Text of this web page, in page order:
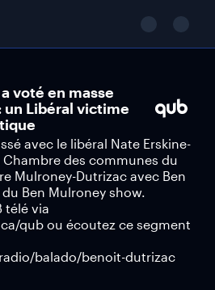
voté en masse
un Libéral victime
avec le libéral Nate Erskine-
des communes du
Mulroney-Dutrizac avec Ben
Ben Mulroney show.
télé via
qub ou écoutez ce segment
balado/benoit-dutrizac